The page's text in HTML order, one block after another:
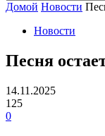
Домой Новости
Новости
Песня
14.11.2025
125
0